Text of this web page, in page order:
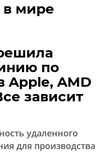
мире
по
Apple, AMD
зависит
удаленного
для производства